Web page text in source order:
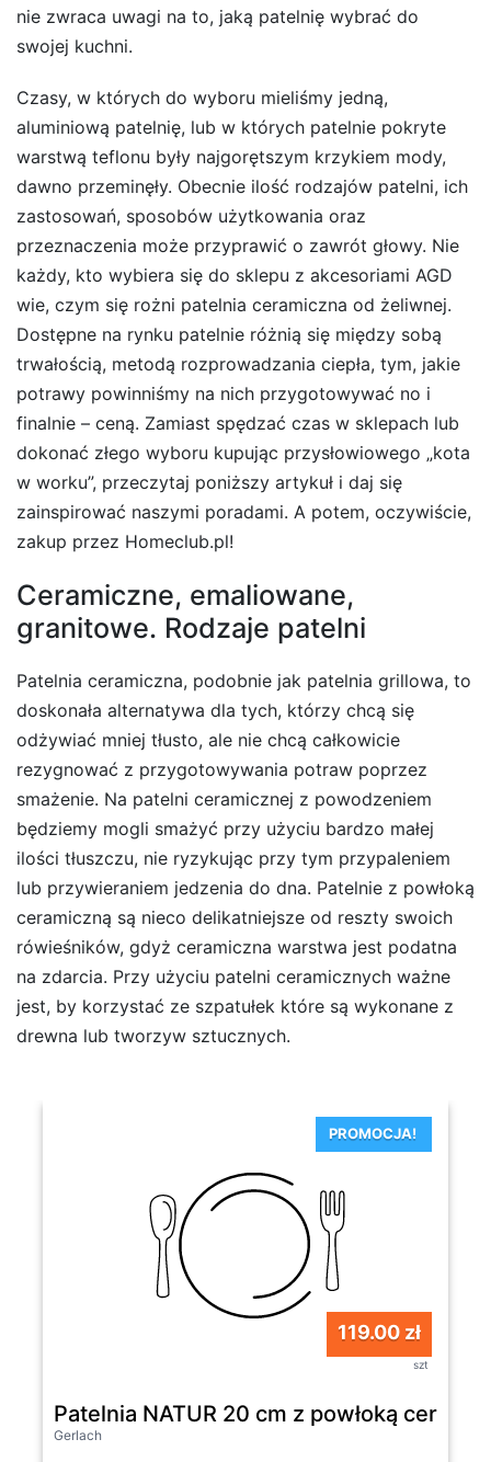
nie zwraca uwagi na to, jaką patelnię wybrać do
swojej kuchni.
Czasy, w których do wyboru mieliśmy jedną,
aluminiową patelnię, lub w których patelnie pokryte
warstwą teflonu były najgorętszym krzykiem mody,
dawno przeminęły. Obecnie ilość rodzajów patelni, ich
zastosowań, sposobów użytkowania oraz
przeznaczenia może przyprawić o zawrót głowy. Nie
każdy, kto wybiera się do sklepu z akcesoriami AGD
wie, czym się rożni patelnia ceramiczna od żeliwnej.
Dostępne na rynku patelnie różnią się między sobą
trwałością, metodą rozprowadzania ciepła, tym, jakie
potrawy powinniśmy na nich przygotowywać no i
finalnie – ceną. Zamiast spędzać czas w sklepach lub
dokonać złego wyboru kupując przysłowiowego „kota
w worku”, przeczytaj poniższy artykuł i daj się
zainspirować naszymi poradami. A potem, oczywiście,
zakup przez Homeclub.pl!
Ceramiczne, emaliowane,
granitowe. Rodzaje patelni
Patelnia ceramiczna, podobnie jak patelnia grillowa, to
doskonała alternatywa dla tych, którzy chcą się
odżywiać mniej tłusto, ale nie chcą całkowicie
rezygnować z przygotowywania potraw poprzez
smażenie. Na patelni ceramicznej z powodzeniem
będziemy mogli smażyć przy użyciu bardzo małej
ilości tłuszczu, nie ryzykując przy tym przypaleniem
lub przywieraniem jedzenia do dna. Patelnie z powłoką
ceramiczną są nieco delikatniejsze od reszty swoich
rówieśników, gdyż ceramiczna warstwa jest podatna
na zdarcia. Przy użyciu patelni ceramicznych ważne
jest, by korzystać ze szpatułek które są wykonane z
drewna lub tworzyw sztucznych.
PROMOCJA!
119.00 zł
szt
Patelnia NATUR 20 cm z powłoką
Gerlach